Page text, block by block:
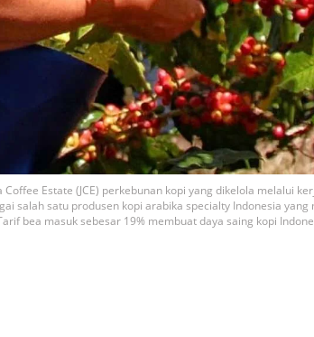
Coffee Estate (JCE) perkebunan kopi yang dikelola melalui
salah satu produsen kopi arabika specialty Indonesia
bea masuk sebesar 19% membuat daya saing kopi